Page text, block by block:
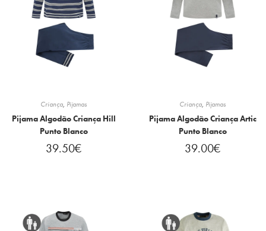
Criança, Pijamas
Pijama Algodão Criança Hill
Punto Blanco
39.50€
Criança, Pijamas
Pijama Algodão Criança Artic
Punto Blanco
39.00€